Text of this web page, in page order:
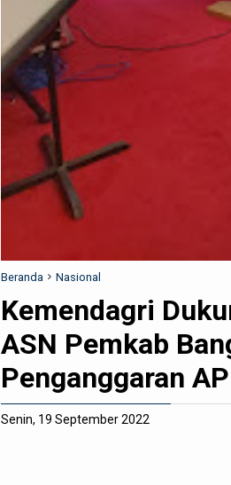
Beranda Nasional
Kemendagri
ASN Pemkab
Penganggaran
Senin, 19 September 2022